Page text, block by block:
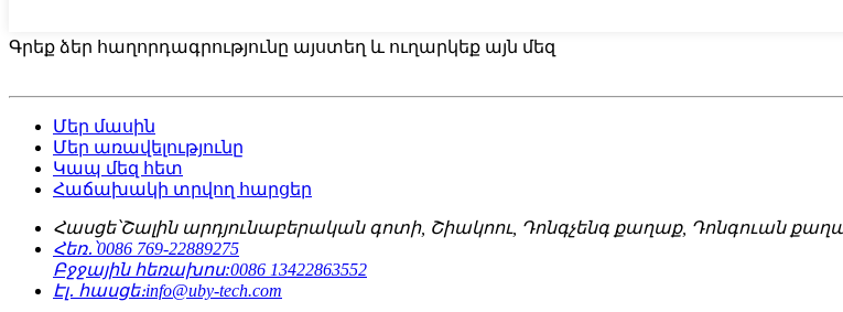
Գրեք ձեր հաղորդագրությունը այստեղ և ուղարկեք այն մեզ
Մեր մասին
Մեր առավելությունը
Կապ մեզ հետ
Հաճախակի տրվող հարցեր
Հասցե՝Շալին արդյունաբերական գոտի, Շիակոու, Դոնգչենգ քաղաք, Դոնգուան
Հեռ․՝ 0086 769-22889275
Բջջային հեռախոս:0086 13422863552
Էլ․ հասցե։info@uby-tech.com